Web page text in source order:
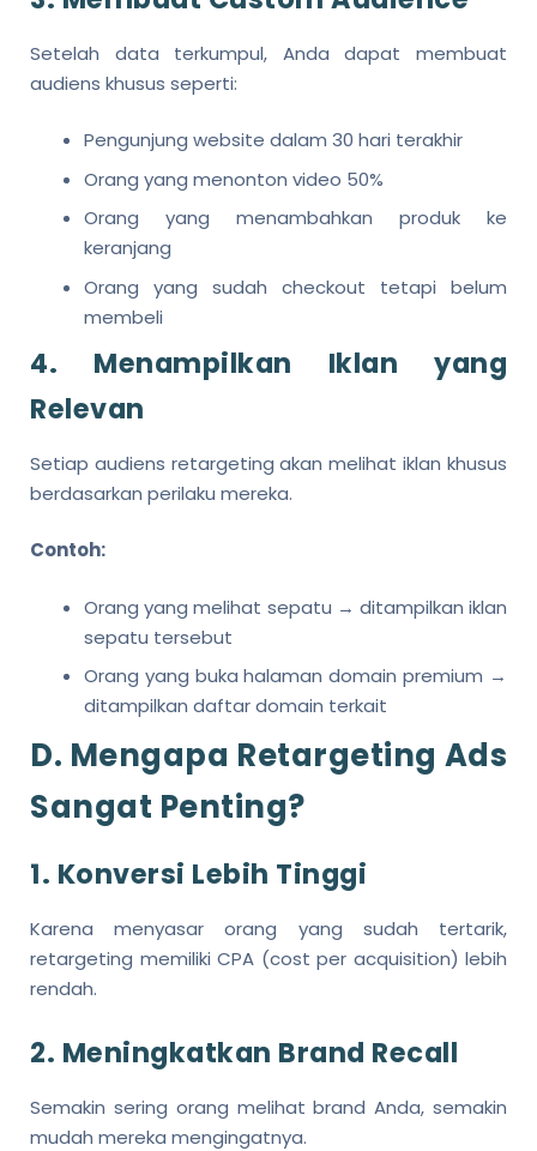
Setelah data terkumpul, Anda dapat membuat
audiens khusus seperti:
Pengunjung website dalam 30 hari terakhir
Orang yang menonton video 50%
Orang yang menambahkan produk ke
keranjang
Orang yang sudah checkout tetapi belum
membeli
4. Menampilkan Iklan yang
Relevan
Setiap audiens retargeting akan melihat iklan khusus
berdasarkan perilaku mereka.
Contoh:
Orang yang melihat sepatu → ditampilkan iklan
sepatu tersebut
Orang yang buka halaman domain premium →
ditampilkan daftar domain terkait
D. Mengapa Retargeting Ads
Sangat Penting?
1. Konversi Lebih Tinggi
Karena menyasar orang yang sudah tertarik,
retargeting memiliki CPA (cost per acquisition) lebih
rendah.
2. Meningkatkan Brand Recall
Semakin sering orang melihat brand Anda, semakin
mudah mereka mengingatnya.